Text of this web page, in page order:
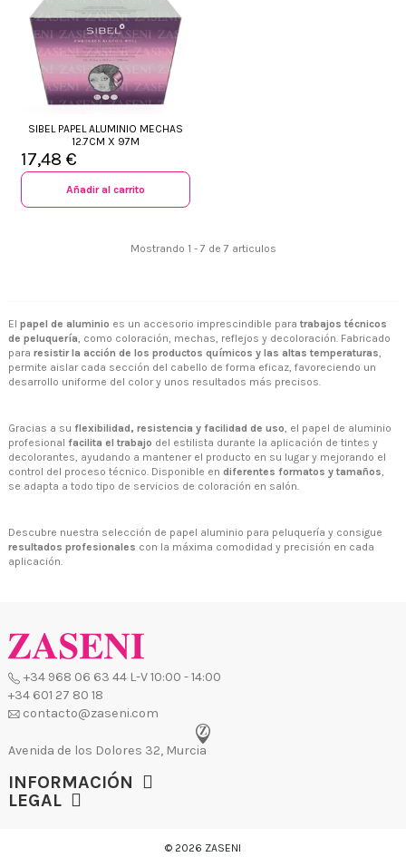
SIBEL PAPEL ALUMINIO MECHAS
12.7CM X 97M
17,48 €
Añadir al carrito
Mostrando 1 - 7 de 7 articulos
El papel de aluminio es un accesorio imprescindible para trabajos técnicos
de peluquería, como coloración, mechas, reflejos y decoloración. Fabricado
para resistir la acción de los productos químicos y las altas temperaturas,
permite aislar cada sección del cabello de forma eficaz, favoreciendo un
desarrollo uniforme del color y unos resultados más precisos.
Gracias a su flexibilidad, resistencia y facilidad de uso, el papel de aluminio
profesional facilita el trabajo del estilista durante la aplicación de tintes y
decolorantes, ayudando a mantener el producto en su lugar y mejorando el
control del proceso técnico. Disponible en diferentes formatos y tamaños,
se adapta a todo tipo de servicios de coloración en salón.
Descubre nuestra selección de papel aluminio para peluquería y consigue
resultados profesionales con la máxima comodidad y precisión en cada
aplicación.
+34 968 06 63 44 L-V 10:00 - 14:00
+34 601 27 80 18
Avenida de los Dolores 32, Murcia
INFORMACIÓN
LEGAL
© 2026 ZASENI